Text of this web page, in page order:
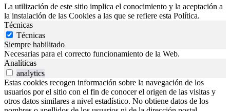
La utilización de este sitio implica el conocimiento y la aceptación a
la instalación de las Cookies a las que se refiere esta Política.
Técnicas
Técnicas
Siempre habilitado
Necesarias para el correcto funcionamiento de la Web.
Analíticas
analytics
Estas cookies recogen información sobre la navegación de los
usuarios por el sitio con el fin de conocer el origen de las visitas y
otros datos similares a nivel estadístico. No obtiene datos de los